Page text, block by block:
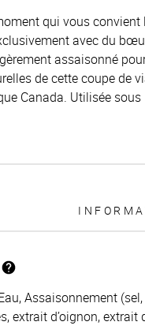
qui vous convient
avec du
assaisonné
de cette coupe de
Canada. Utilisée sous
Assaisonnement
extrait d’oignon, extrait